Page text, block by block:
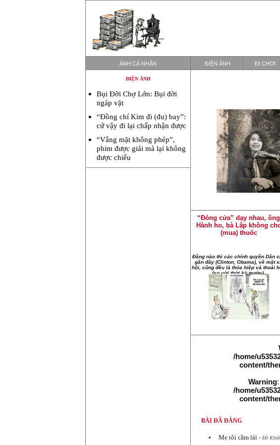
ẢNH CÁ NHÂN ĐIỆN ẢNH ĐI CHƠI
ĐIỆN ẢNH
Bụi Đời Chợ Lớn: Bụi đời
ngáp vặt
“Đồng chí Kim đi (đu) bay”:
cứ vậy đi lại chấp nhận được
“Vắng mặt không phép”,
phim được giải mà lại không
được chiếu
“Đóng cửa” dạy nhau, ông
Hành ho, bà Lập không
(mua) thuốc
Đằng nào thì các chính quyền Dân
gần đây (Clinton, Obama), về mặt
hội, cũng đều là thỏa hiệp và thoái
(so với thời kỳ trước).
/home/
content/
Warning
/home/
content/
BÀI ĐÃ ĐĂNG
Mẹ tôi cầm lái - Đỗ